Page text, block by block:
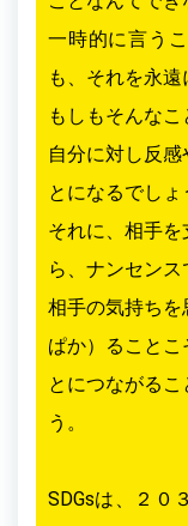
一時的に言う
も、それを永遠
もしもそんなこ
自分に対し反
とになるでしょ
それに、相手
ら、ナンセンス
相手の気持ち
ぱか）ること
とにつながる
う。
SDGsは、２０